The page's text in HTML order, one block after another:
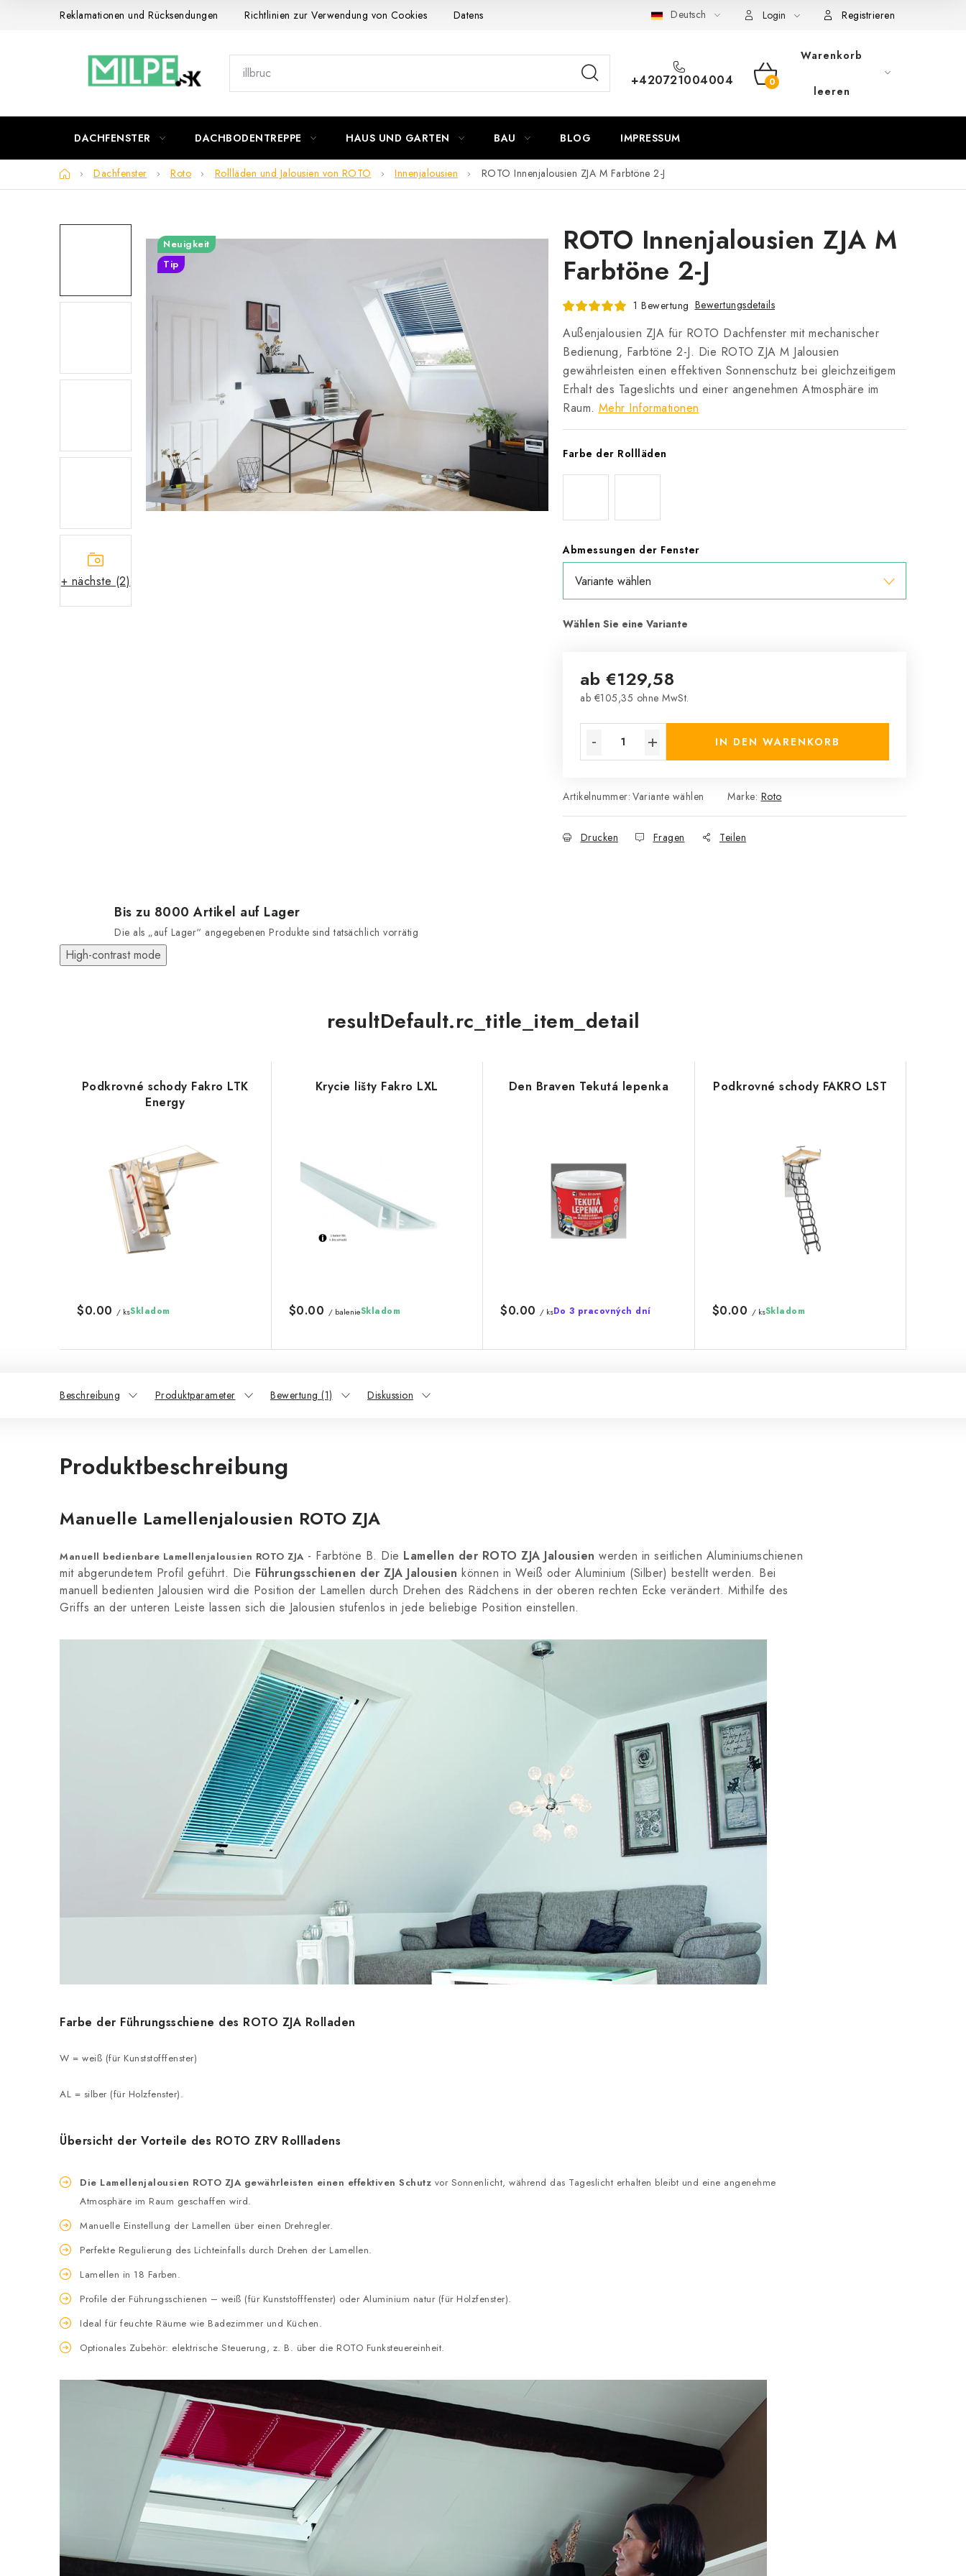
Reklamationen und Rücksendungen Richtlinien zur Verwendung von Cookies Datenschutzerklärung Allgemeinen Geschäftsbedingungen Sitemap von Milpe.sk
Deutsch Login Registrieren
+420721004004 WARENKORB
Warenkorb
leeren
DACHFENSTER DACHBODENTREPPE HAUS UND GARTEN BAU BLOG IMPRESSUM
StartseiteDachfenster Roto Rollläden und Jalousien von ROTO Innenjalousien ROTO Innenjalousien ZJA M Farbtöne 2-J
+ nächste (2)
ROTO Innenjalousien ZJA M
Farbtöne 2-J
1 Bewertung Bewertungsdetails
Außenjalousien ZJA für ROTO Dachfenster mit mechanischer
Bedienung, Farbtöne 2-J. Die ROTO ZJA M Jalousien
gewährleisten einen effektiven Sonnenschutz bei gleichzeitigem
Erhalt des Tageslichts und einer angenehmen Atmosphäre im
Raum. Mehr Informationen
Farbe der Rollläden
Abmessungen der Fenster
ab €129,58
ab €105,35 ohne MwSt.
IN DEN WARENKORB
Artikelnummer: Variante wählen Marke: Roto
Drucken Fragen Teilen
Neuigkeit
Tip
Bis zu 8000 Artikel auf Lager
Die als „auf Lager“ angegebenen Produkte sind tatsächlich vorrätig
High-contrast mode
resultDefault.rc_title_item_detail
Podkrovné schody Fakro LTK
Energy
$0.00 / ksSkladom
Krycie lišty Fakro LXL
$0.00 / balenieSkladom
Den Braven Tekutá lepenka
$0.00 / ksDo 3 pracovných dní
Podkrovné schody FAKRO LST
$0.00 / ksSkladom
Beschreibung Produktparameter Bewertung (1) Diskussion
Produktbeschreibung
Manuelle Lamellenjalousien ROTO ZJA
Manuell bedienbare Lamellenjalousien ROTO ZJA - Farbtöne B. Die Lamellen der ROTO ZJA Jalousien werden in seitlichen Aluminiumschienen
mit abgerundetem Profil geführt. Die Führungsschienen der ZJA Jalousien können in Weiß oder Aluminium (Silber) bestellt werden. Bei
manuell bedienten Jalousien wird die Position der Lamellen durch Drehen des Rädchens in der oberen rechten Ecke verändert. Mithilfe des
Griffs an der unteren Leiste lassen sich die Jalousien stufenlos in jede beliebige Position einstellen.
Farbe der Führungsschiene des ROTO ZJA Rolladen
W = weiß (für Kunststofffenster)
AL = silber (für Holzfenster).
Übersicht der Vorteile des ROTO ZRV Rollladens
Die Lamellenjalousien ROTO ZJA gewährleisten einen effektiven Schutz vor Sonnenlicht, während das Tageslicht erhalten bleibt und eine angenehme
Atmosphäre im Raum geschaffen wird.
Manuelle Einstellung der Lamellen über einen Drehregler.
Perfekte Regulierung des Lichteinfalls durch Drehen der Lamellen.
Lamellen in 18 Farben.
Profile der Führungsschienen – weiß (für Kunststofffenster) oder Aluminium natur (für Holzfenster).
Ideal für feuchte Räume wie Badezimmer und Küchen.
Optionales Zubehör: elektrische Steuerung, z. B. über die ROTO Funksteuereinheit.